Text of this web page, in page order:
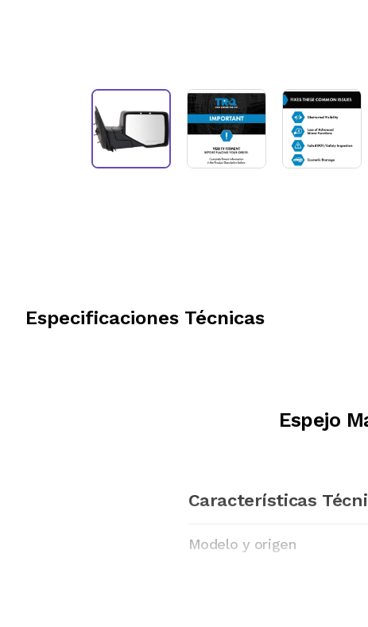
Especificaciones Técnicas
Espejo
Características
Modelo y origen